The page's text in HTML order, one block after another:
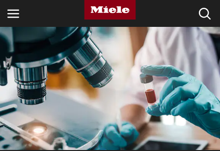
BRANSCHER
KNOWLEDGE HUB
PRODUKTER
SHOP
SERVICE & SUPPORT